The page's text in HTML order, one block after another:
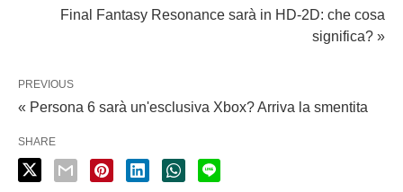
Final Fantasy Resonance sarà in HD-2D: che cosa
significa? »
PREVIOUS
« Persona 6 sarà un'esclusiva Xbox? Arriva la smentita
SHARE